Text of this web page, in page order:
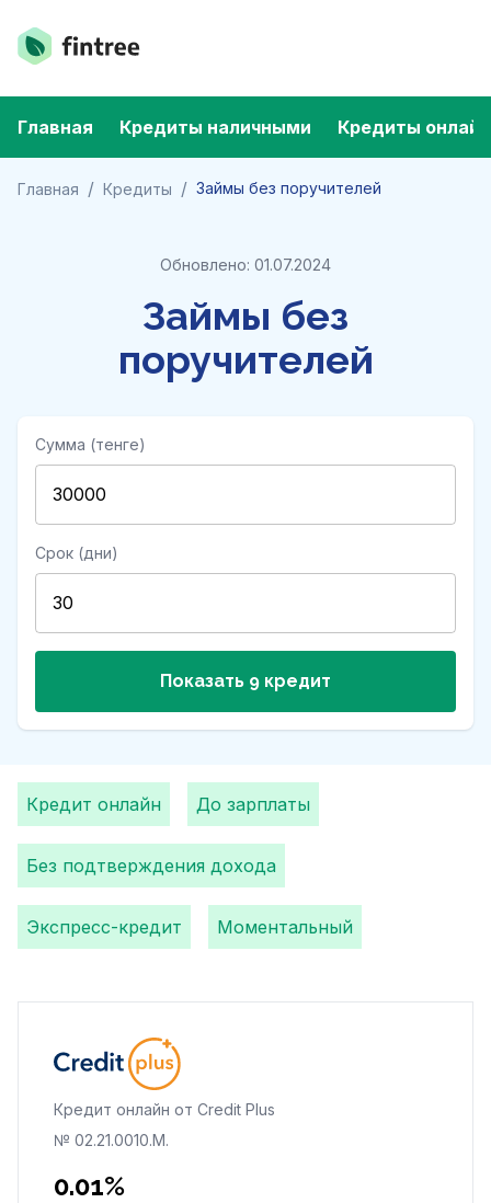
Главная Кредиты наличными Кредиты онлайн
Главная / Кредиты / Займы без поручителей
Обновлено: 01.07.2024
Займы без
поручителей
Сумма (тенге)
Срок (дни)
Показать 9 кредит
Кредит онлайн До зарплаты
Без подтверждения дохода
Экспресс-кредит Моментальный
Кредит онлайн от Credit Plus
№ 02.21.0010.M.
0.01%